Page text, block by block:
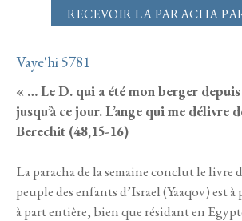
RECEVOIR LA PARACHA
Vaye'hi 5781
« … Le D. qui a été mon berger depuis
jusqu’à ce jour. L’ange qui me délivre
Berechit (48,15-16)
La paracha de la semaine conclut le livre
peuple des enfants d’Israel (Yaaqov) est
à part entière, bien que résidant en